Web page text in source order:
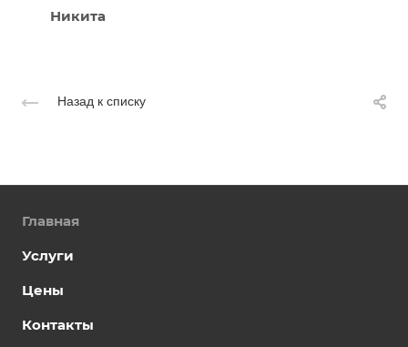
Никита
Назад к списку
Главная
Услуги
Цены
Контакты